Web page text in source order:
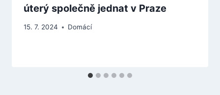
úterý společně jednat v Praze
15. 7. 2024 Domácí